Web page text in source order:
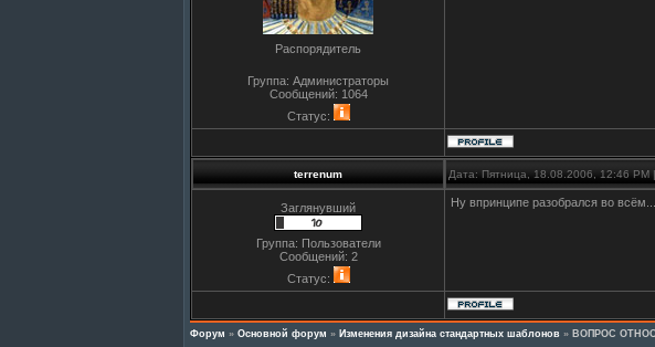
Распорядитель
Группа: Администраторы
Сообщений: 1064
Статус:
terrenum Дата: Пятница, 18.08.2006, 12:46
Заглянувший
Группа: Пользователи
Сообщений: 2
Статус:
Ну впринципе разобрался во
Форум » Основной форум » Изменения дизайна стандартных шаблонов » ВОПРОС